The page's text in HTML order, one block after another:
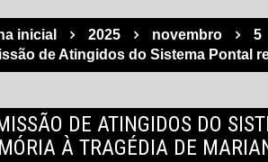
inicial 2025 novembro 5
de Atingidos do Sistema Pontal
DE ATINGIDOS DO
À TRAGÉDIA DE